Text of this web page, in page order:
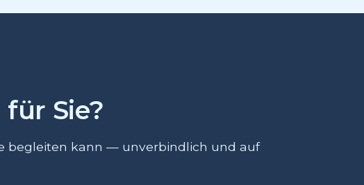
Sie?
begleiten kann — unverbindlich und auf